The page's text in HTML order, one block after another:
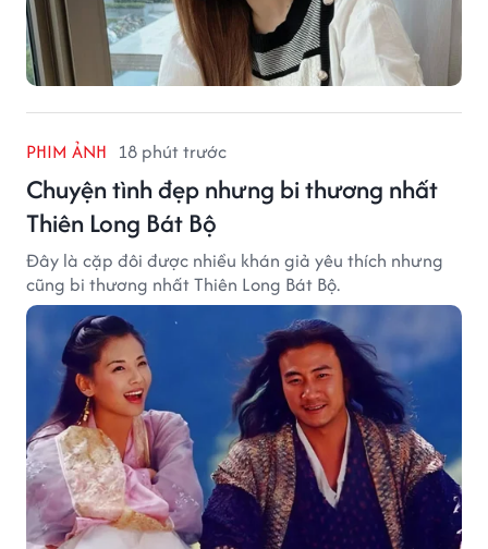
PHIM ẢNH 18 phút trước
Chuyện tình đẹp nhưng bi thương nhất
Thiên Long Bát Bộ
Đây là cặp đôi được nhiều khán giả yêu thích nhưng
cũng bi thương nhất Thiên Long Bát Bộ.